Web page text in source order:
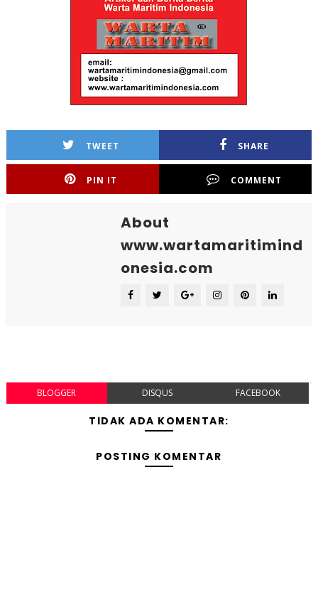
TWEET SHARE
PIN IT COMMENT
About
www.wartamaritimind
onesia.com
BLOGGER DISQUS FACEBOOK
TIDAK ADA KOMENTAR:
POSTING KOMENTAR